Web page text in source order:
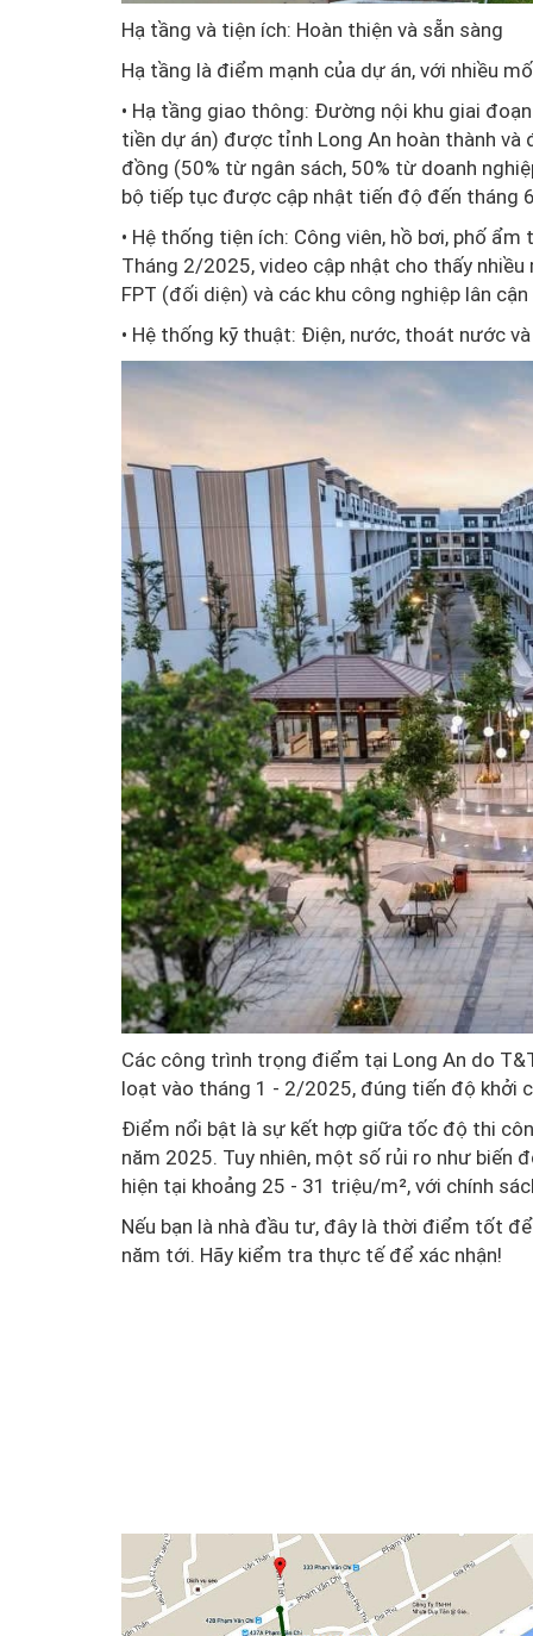
Hạ tầng và tiện ích: Hoàn thiện và sẵn sàng
Hạ tầng là điểm mạnh của dự án, với nhiều
• Hạ tầng giao thông: Đường nội khu giai
tiền dự án) được tỉnh Long An hoàn thành
đồng (50% từ ngân sách, 50% từ doanh
bộ tiếp tục được cập nhật tiến độ đến tháng
• Hệ thống tiện ích: Công viên, hồ bơi, phố
Tháng 2/2025, video cập nhật cho thấy
FPT (đối diện) và các khu công nghiệp lân
• Hệ thống kỹ thuật: Điện, nước, thoát nước
Các công trình trọng điểm tại Long An do
loạt vào tháng 1 - 2/2025, đúng tiến độ khởi
Điểm nổi bật là sự kết hợp giữa tốc độ thi
năm 2025. Tuy nhiên, một số rủi ro như biến
hiện tại khoảng 25 - 31 triệu/m², với chính
Nếu bạn là nhà đầu tư, đây là thời điểm tốt
năm tới. Hãy kiểm tra thực tế để xác nhận!